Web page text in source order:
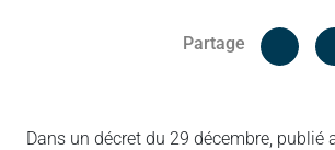
Partage
Dans un décret du 29 décembre, publié